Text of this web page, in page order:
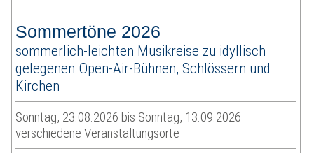
Sommertöne 2026
sommerlich-leichten Musikreise zu idyllisch
gelegenen Open-Air-Bühnen, Schlössern und
Kirchen
Sonntag, 23.08.2026 bis Sonntag, 13.09.2026
verschiedene Veranstaltungsorte